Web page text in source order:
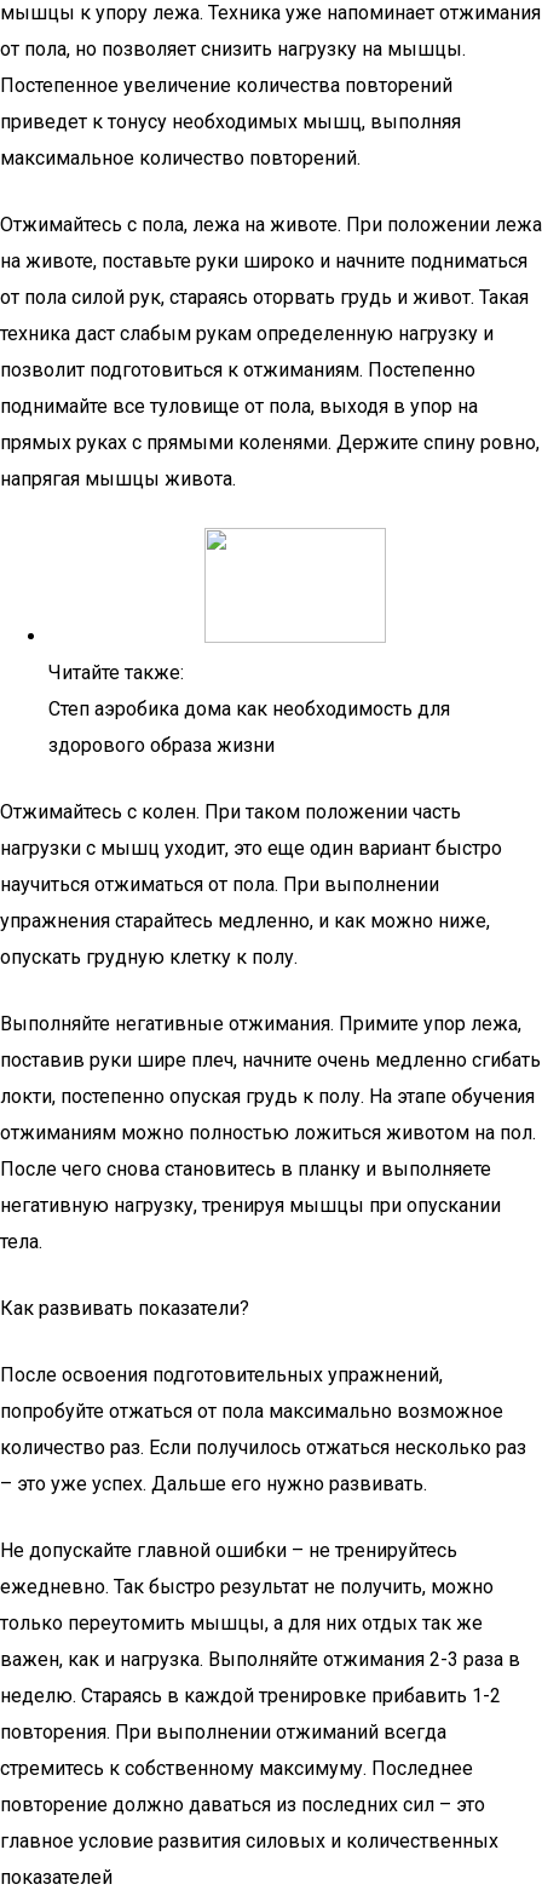
мышцы к упору лежа. Техника уже напоминает отжимания
от пола, но позволяет снизить нагрузку на мышцы.
Постепенное увеличение количества повторений
приведет к тонусу необходимых мышц, выполняя
максимальное количество повторений.
Отжимайтесь с пола, лежа на животе. При положении лежа
на животе, поставьте руки широко и начните подниматься
от пола силой рук, стараясь оторвать грудь и живот. Такая
техника даст слабым рукам определенную нагрузку и
позволит подготовиться к отжиманиям. Постепенно
поднимайте все туловище от пола, выходя в упор на
прямых руках с прямыми коленями. Держите спину ровно,
напрягая мышцы живота.
Читайте также:
Степ аэробика дома как необходимость для
здорового образа жизни
Отжимайтесь с колен. При таком положении часть
нагрузки с мышц уходит, это еще один вариант быстро
научиться отжиматься от пола. При выполнении
упражнения старайтесь медленно, и как можно ниже,
опускать грудную клетку к полу.
Выполняйте негативные отжимания. Примите упор лежа,
поставив руки шире плеч, начните очень медленно сгибать
локти, постепенно опуская грудь к полу. На этапе обучения
отжиманиям можно полностью ложиться животом на пол.
После чего снова становитесь в планку и выполняете
негативную нагрузку, тренируя мышцы при опускании
тела.
Как развивать показатели?
После освоения подготовительных упражнений,
попробуйте отжаться от пола максимально возможное
количество раз. Если получилось отжаться несколько раз
– это уже успех. Дальше его нужно развивать.
Не допускайте главной ошибки – не тренируйтесь
ежедневно. Так быстро результат не получить, можно
только переутомить мышцы, а для них отдых так же
важен, как и нагрузка. Выполняйте отжимания 2-3 раза в
неделю. Стараясь в каждой тренировке прибавить 1-2
повторения. При выполнении отжиманий всегда
стремитесь к собственному максимуму. Последнее
повторение должно даваться из последних сил – это
главное условие развития силовых и количественных
показателей